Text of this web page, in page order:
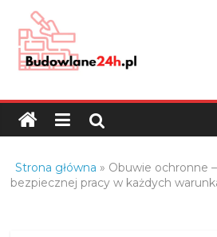
content
Budowlane24h.pl
portal
budowlany
oraz
Strona główna » Obuwie ochronne
bezpiecznej pracy w każdych